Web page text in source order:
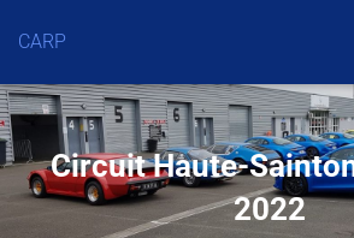
CARP
Circuit Haute-
2022